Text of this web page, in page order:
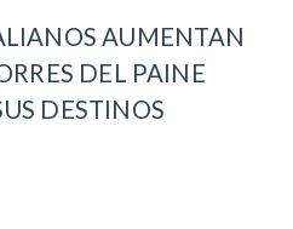
AUMENTAN
DEL PAINE
DESTINOS